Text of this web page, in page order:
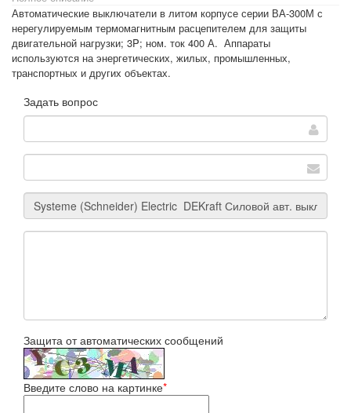
Автоматические выключатели в литом корпусе серии ВА-300М с
нерегулируемым термомагнитным расцепителем для защиты
двигательной нагрузки; 3P; ном. ток 400 А. Аппараты
используются на энергетических, жилых, промышленных,
транспортных и других объектах.
Задать вопрос
Защита от автоматических сообщений
Введите слово на картинке*